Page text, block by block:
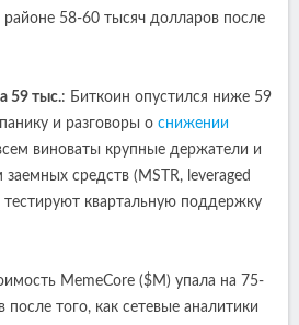
районе 58-60 тысяч долларов после
59 тыс.: Биткоин опустился ниже 59
и разговоры о снижении
виноваты крупные держатели и
средств (MSTR, leveraged
квартальную поддержку
MemeCore ($М) упала на 75-
после того, как сетевые аналитики